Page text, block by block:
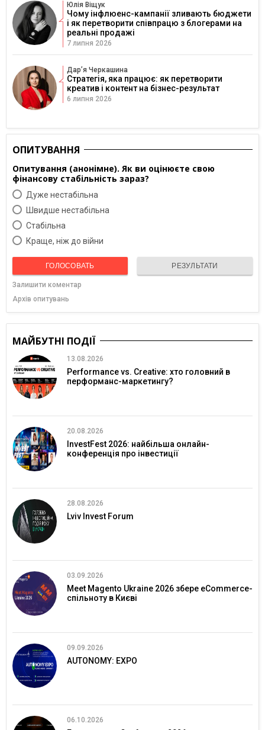
Юлія Віщук
Чому інфлюенс-кампанії зливають бюджети
і як перетворити співпрацю з блогерами на
реальні продажі
7 липня 2026
Дарʼя Черкашина
Стратегія, яка працює: як перетворити
креатив і контент на бізнес-результат
6 липня 2026
ОПИТУВАННЯ
Опитування (анонімне). Як ви оцінюєте свою
фінансову стабільність зараз?
Дуже нестабільна
Швидше нестабільна
Cтабільна
Краще, ніж до війни
ГОЛОСОВАТЬ РЕЗУЛЬТАТИ
Залишити коментар
Архів опитувань
МАЙБУТНІ ПОДІЇ
13.08.2026
Performance vs. Creative: хто головний в
перформанс-маркетингу?
20.08.2026
InvestFest 2026: найбільша онлайн-
конференція про інвестиції
28.08.2026
Lviv Invest Forum
03.09.2026
Meet Magento Ukraine 2026 збере eCommerce-
спільноту в Києві
09.09.2026
AUTONOMY: EXPO
06.10.2026